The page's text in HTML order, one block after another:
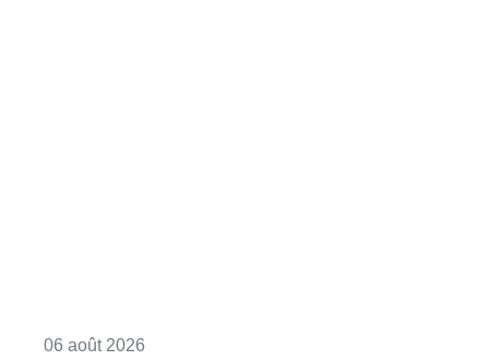
06 août 2026